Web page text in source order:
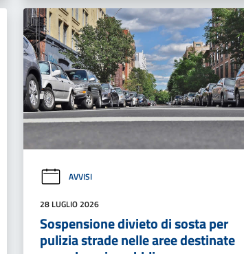
AVVISI
28 LUGLIO 2026
Sospensione divieto di sosta per
pulizia strade nelle aree destinate